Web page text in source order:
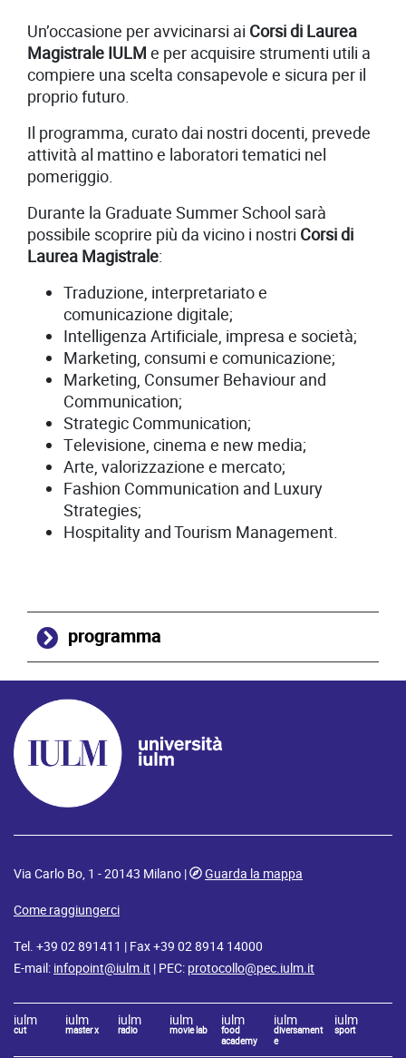
Un’occasione per avvicinarsi ai Corsi di Laurea
Magistrale IULM e per acquisire strumenti utili a
compiere una scelta consapevole e sicura per il
proprio futuro.
Il programma, curato dai nostri docenti, prevede
attività al mattino e laboratori tematici nel
pomeriggio.
Durante la Graduate Summer School sarà
possibile scoprire più da vicino i nostri Corsi di
Laurea Magistrale:
Traduzione, interpretariato e
comunicazione digitale;
Intelligenza Artificiale, impresa e società;
Marketing, consumi e comunicazione;
Marketing, Consumer Behaviour and
Communication;
Strategic Communication;
Televisione, cinema e new media;
Arte, valorizzazione e mercato;
Fashion Communication and Luxury
Strategies;
Hospitality and Tourism Management.
programma
Via Carlo Bo, 1 - 20143 Milano |
Guarda la mappa
Come raggiungerci
Tel. +39 02 891411 | Fax +39 02 8914 14000
E-mail: infopoint@iulm.it | PEC: protocollo@pec.iulm.it
iulm
cut
iulm
master x
iulm
radio
iulm
movie lab
iulm
food
academy
iulm
diversament
e
iulm
sport